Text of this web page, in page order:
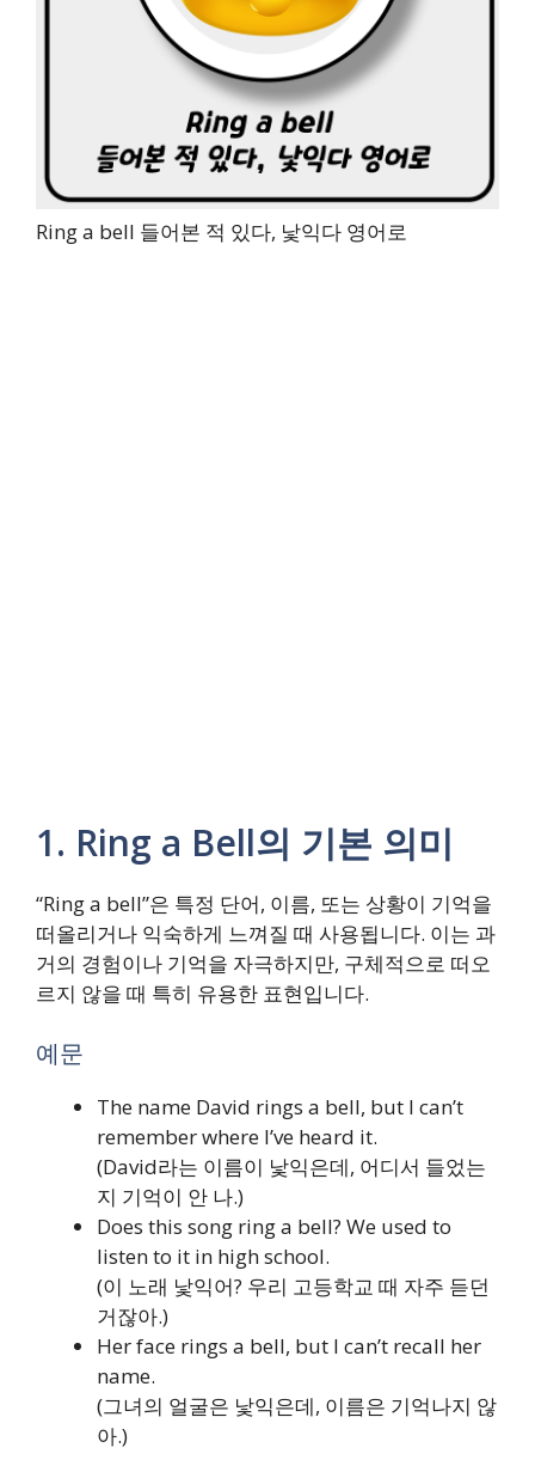
Ring a bell 들어본 적 있다, 낯익다 영어로
1. Ring a Bell의 기본 의미
“Ring a bell”은 특정 단어, 이름, 또는 상황이 기억을
떠올리거나 익숙하게 느껴질 때 사용됩니다. 이는 과
거의 경험이나 기억을 자극하지만, 구체적으로 떠오
르지 않을 때 특히 유용한 표현입니다.
예문
The name David rings a bell, but I can’t
remember where I’ve heard it.
(David라는 이름이 낯익은데, 어디서 들었는
지 기억이 안 나.)
Does this song ring a bell? We used to
listen to it in high school.
(이 노래 낯익어? 우리 고등학교 때 자주 듣던
거잖아.)
Her face rings a bell, but I can’t recall her
name.
(그녀의 얼굴은 낯익은데, 이름은 기억나지 않
아.)